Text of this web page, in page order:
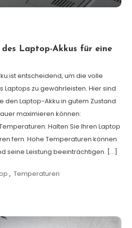
Laptop-Akkus für eine
ist entscheidend, um die volle
Laptops zu gewährleisten. Hier sind
den Laptop-Akku in gutem Zustand
maximieren können:
Halten Sie Ihren Laptop
fern. Hohe Temperaturen können
seine Leistung beeinträchtigen. […]
, Temperaturen